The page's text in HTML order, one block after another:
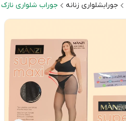
جورابشلواری زنانه جوراب شلواری نازک